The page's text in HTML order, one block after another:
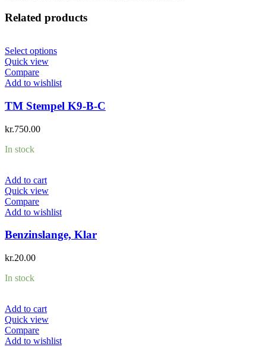
Related products
Select options
Quick view
Compare
Add to wishlist
TM Stempel K9-B-C
kr.750.00
In stock
Add to cart
Quick view
Compare
Add to wishlist
Benzinslange, Klar
kr.20.00
In stock
Add to cart
Quick view
Compare
Add to wishlist